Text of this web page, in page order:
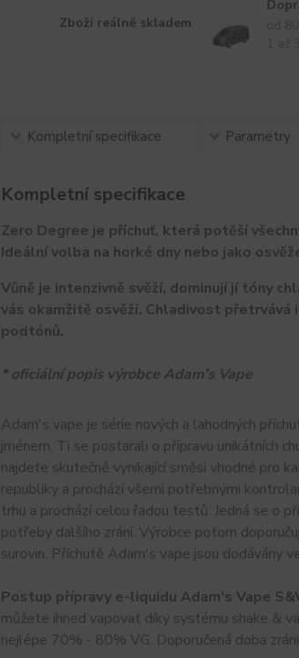
Zboží reálně skladem
Kompletní specifikace Parametry
Kompletní specifikace
Zero Degree je příchuť, která potěší
Ideální volba na horké dny nebo jako
Vůně je intenzivně svěží, dominují jí tóny
vás okamžitě osvěží. Chladivost
podtónů.
* oficiální popis výrobce Adam's Vape
Adam's vape je série nových a lahodných
jménem. Ti se postarali o přípravu unikátních
najdete skutečně vynikající směsi vhodné pro
republiky a prochází všemi potřebnými
trhu a prochází celou řadou testů. Jedná se o
potřeby dalšího zrání. Výrobce potom
surovin. Příchutě Adam's vape jsou dodávány
Postup přípravy e-liquidu Adam's Vape
můžete ihned vapovat díky systému shake &
nejlépe 70% - 80% VG. Doporučená doba